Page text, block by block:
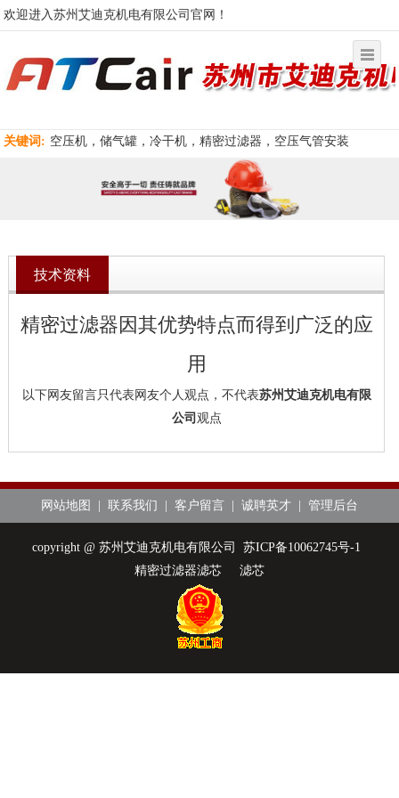
欢迎进入苏州艾迪克机电有限公司官网！
关键词: 空压机，储气罐，冷干机，精密过滤器，空压气管安装
技术资料
精密过滤器因其优势特点而得到广泛的应
用
以下网友留言只代表网友个人观点，不代表苏州艾迪克机电有限
公司 观点
网站地图 联系我们 客户留言 诚聘英才 管理后台
copyright @ 苏州艾迪克机电有限公司
苏ICP备10062745号-1
精密过滤器滤芯
滤芯